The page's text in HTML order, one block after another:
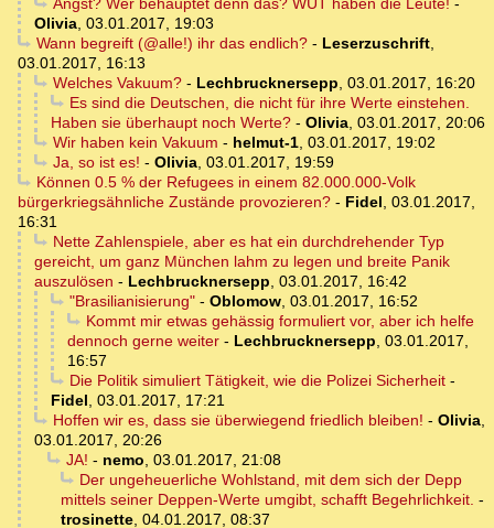
Olivia 03.01.2017, 19:03
Wann begreift (@alle!) ihr das endlich?- Leserzuschrift,
03.01.2017, 16:13
Welches Vakuum?- Lechbrucknersepp 03.01.2017, 16:20
Es sind die Deutschen, die nicht für ihre Werte einstehen.
Haben sie überhaupt noch Werte? - Olivia 03.01.2017, 20:06
Wir haben kein Vakuum - helmut-1, 03.01.2017, 19:02
Ja, so ist es! - Olivia, 03.01.2017, 19:59
Können 0.5 % der Refugees in einem 82.000.000-Volk
bürgerkriegsähnliche Zustände provozieren? - Fidel 03.01.2017,
16:31
Nette Zahlenspiele, aber es hat ein durchdrehender Typ
gereicht, um ganz München lahm zu legen und breite Panik
auszulösen - Lechbrucknersepp 03.01.2017, 16:42
"Brasilianisierung"- Oblomow, 03.01.2017, 16:52
Kommt mir etwas gehässig formuliert vor, aber ich helfe
dennoch gerne weiter - Lechbrucknersepp 03.01.2017,
16:57
Die Politik simuliert Tätigkeit, wie die Polizei Sicherheit-
Fidel 03.01.2017, 17:21
Hoffen wir es, dass sie überwiegend friedlich bleiben! - Olivia,
03.01.2017, 20:26
JA! - nemo 03.01.2017, 21:08
Der ungeheuerliche Wohlstand, mit dem sich der Depp
mittels seiner Deppen-Werte umgibt, schafft Begehrlichkeit. -
trosinette 04.01.2017, 08:37